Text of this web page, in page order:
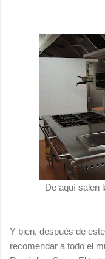
De aquí salen
Y bien, después de
recomendar a todo el